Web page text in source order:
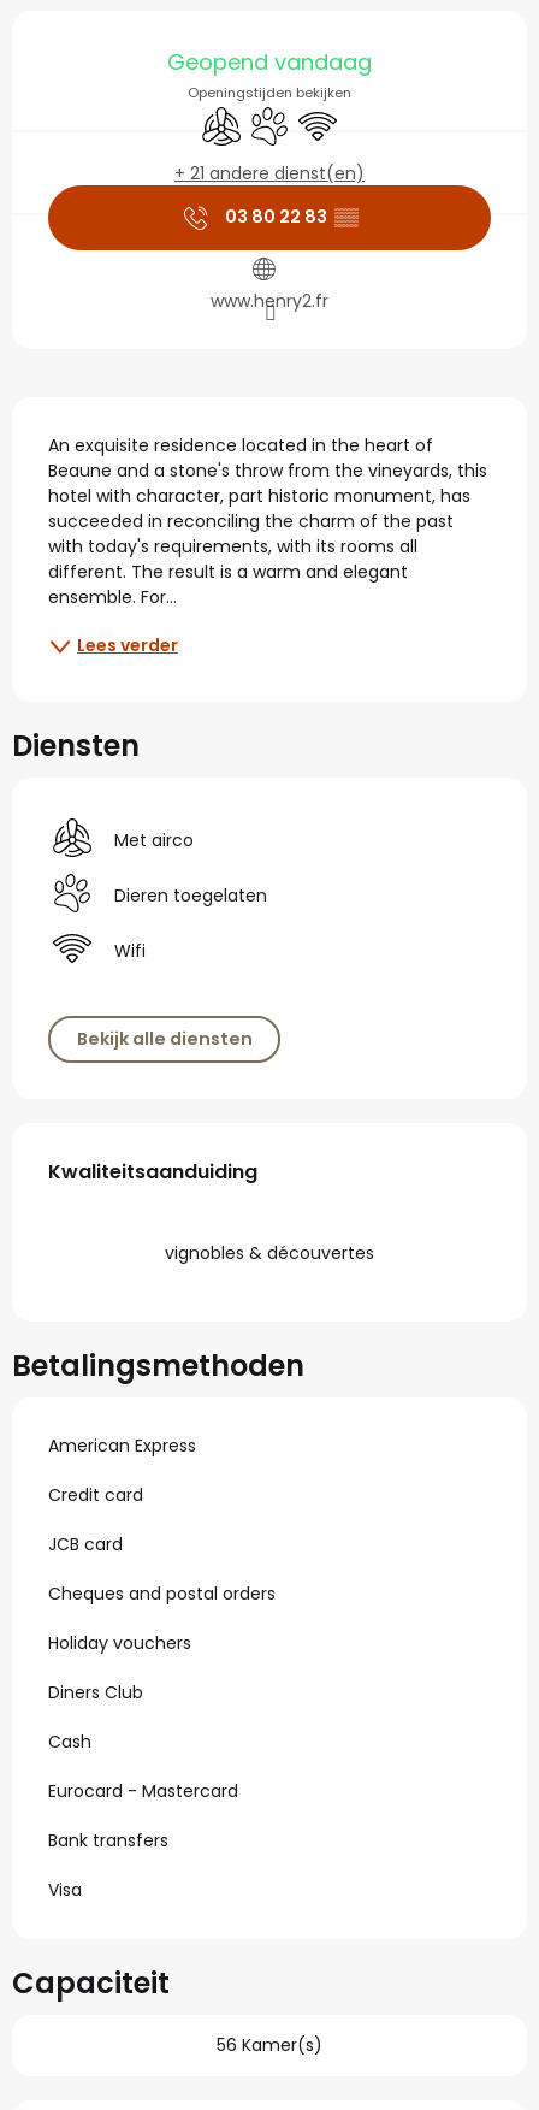
Openingstijden en
Geopend vandaag
Openingstijden bekijken
Met aircoDieren toegelaten
Wifi
+ 21 andere dienst(en)
03 80 22 83 ▒▒
www.henry2.fr
Beschrijving
An exquisite residence located in the heart of
Beaune and a stone's throw from the vineyards, this
hotel with character, part historic monument, has
succeeded in reconciling the charm of the past
with today's requirements, with its rooms all
different. The result is a warm and elegant
ensemble. For...
Lees verder
Diensten
Met airco
Dieren toegelaten
Wifi
Bekijk alle diensten
Dienstverlening
Kwaliteitsaanduiding
Kwaliteitsaanduiding
vignobles & découvertes
Betalingsmethoden
American Express
Credit card
JCB card
Cheques and postal orders
Holiday vouchers
Diners Club
Cash
Eurocard - Mastercard
Bank transfers
Visa
Capaciteit
56 Kamer(s)